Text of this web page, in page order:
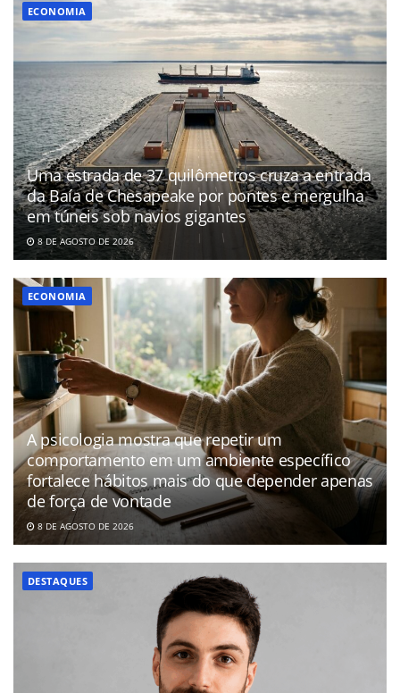
ECONOMIA
Uma estrada de 37 quilômetros cruza a entrada
da Baía de Chesapeake por pontes e mergulha
em túneis sob navios gigantes
8 DE AGOSTO DE 2026
ECONOMIA
A psicologia mostra que repetir um
comportamento em um ambiente específico
fortalece hábitos mais do que depender apenas
de força de vontade
8 DE AGOSTO DE 2026
DESTAQUES